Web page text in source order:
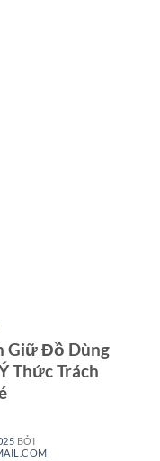
Giữ Đồ Dùng
Thức Trách
BỞI